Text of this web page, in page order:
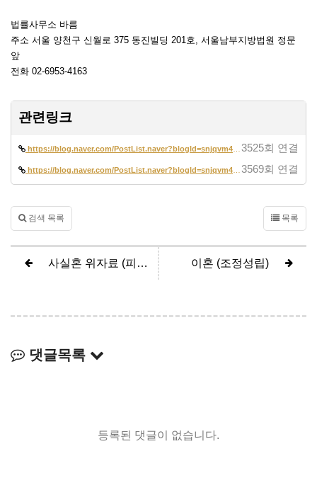
법률사무소 바름
주소 서울 양천구 신월로 375 동진빌딩 201호, 서울남부지방법원 정문
앞
전화 02-6953-4163
관련링크
https://blog.naver.com/PostList.naver?blogId=snjqvm42&from=postList&ca… 3525회 연결
https://blog.naver.com/PostList.naver?blogId=snjqvm42&from=postList&ca… 3569회 연결
검색 목록 목록
사실혼 위자료 (피고 0원 인정, 피고 전부승소) 이혼 (조정성립)
댓글목록
등록된 댓글이 없습니다.